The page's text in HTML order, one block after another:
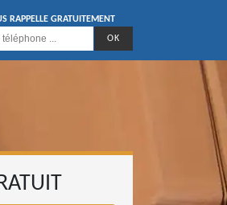
RAPPELLE GRATUITEMENT